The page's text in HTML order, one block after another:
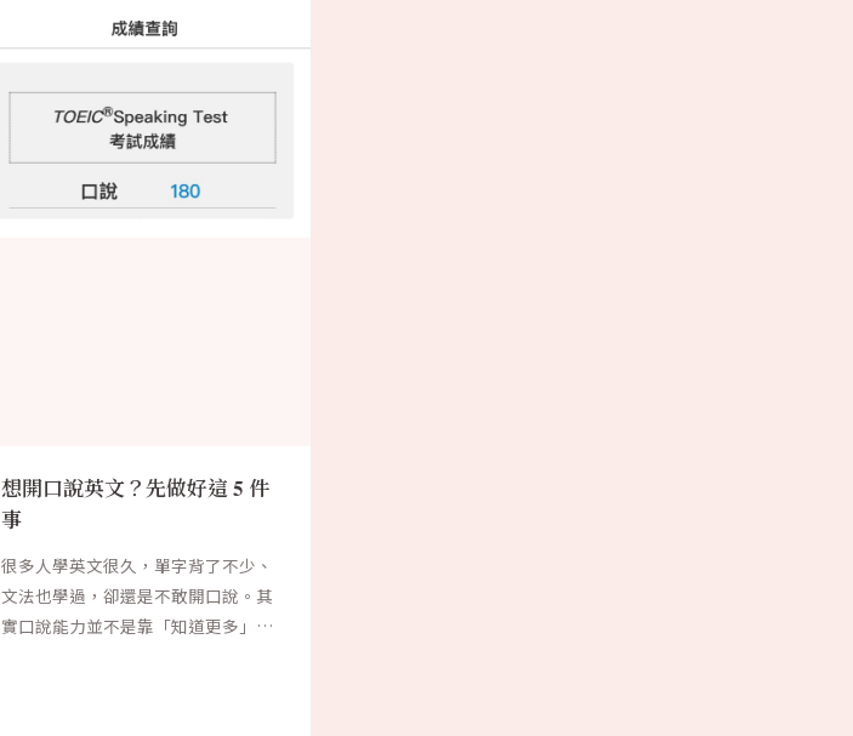
想開口說英文？先做好這 5 件
事
很多人學英文很久，單字背了不少、
文法也學過，卻還是不敢開口說。其
實口說能力並不是靠「知道更多」就